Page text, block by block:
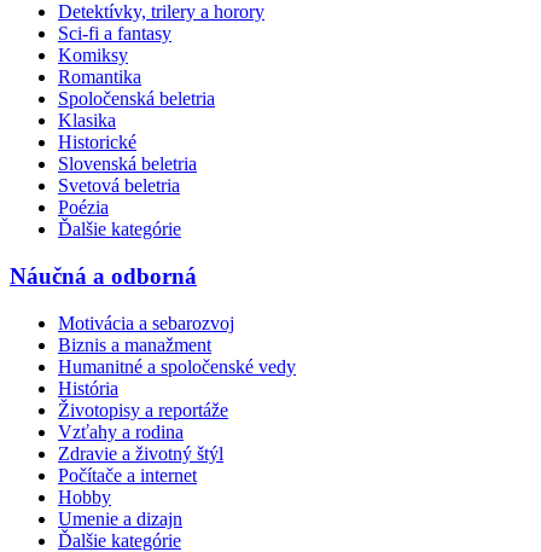
Detektívky, trilery a horory
Sci-fi a fantasy
Komiksy
Romantika
Spoločenská beletria
Klasika
Historické
Slovenská beletria
Svetová beletria
Poézia
Ďalšie kategórie
Náučná a odborná
Motivácia a sebarozvoj
Biznis a manažment
Humanitné a spoločenské vedy
História
Životopisy a reportáže
Vzťahy a rodina
Zdravie a životný štýl
Počítače a internet
Hobby
Umenie a dizajn
Ďalšie kategórie